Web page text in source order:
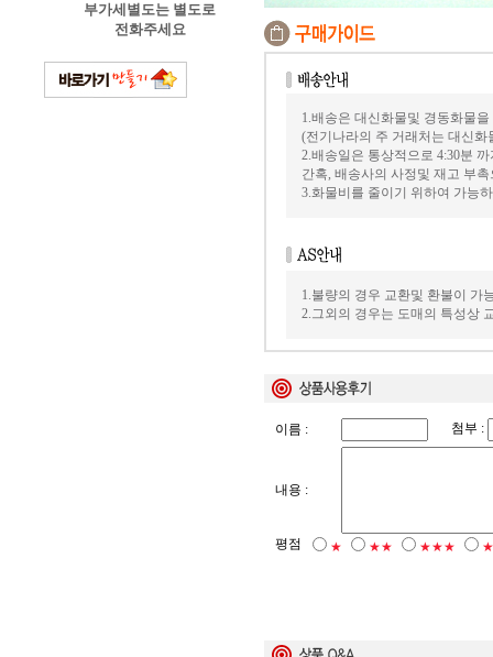
부가세별도는 별도로
전화주세요
1.배송은 대신화물및 경동화물
(전기나라의 주 거래처는 대신화
2.배송일은 통상적으로 4:30분
간혹, 배송사의 사정및 재고 부
3.화물비를 줄이기 위하여 가능
1.불량의 경우 교환및 환불이 가
2.그외의 경우는 도매의 특성상
이름 : 첨부 :
내용 :
평점 ★ ★★ ★★★